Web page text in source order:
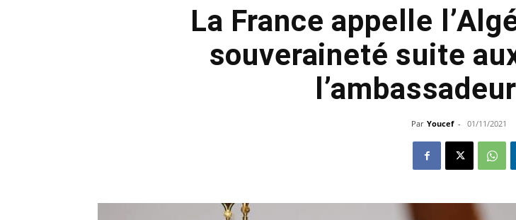
La France appelle
souveraineté suite
Par Youcef - 01/11/2021